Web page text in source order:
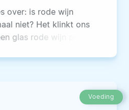
over: is rode wijn
niet? Het klinkt ons
glas rode wijn per dag
op kanker en
Voeding